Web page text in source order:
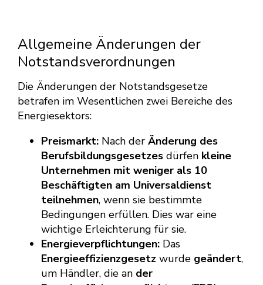
Allgemeine Änderungen der
Notstandsverordnungen
Die Änderungen der Notstandsgesetze
betrafen im Wesentlichen zwei Bereiche des
Energiesektors:
Preismarkt: Nach der Änderung des
Berufsbildungsgesetzes dürfen kleine
Unternehmen mit weniger als 10
Beschäftigten am Universaldienst
teilnehmen, wenn sie bestimmte
Bedingungen erfüllen. Dies war eine
wichtige Erleichterung für sie.
Energieverpflichtungen: Das
Energieeffizienzgesetz wurde geändert,
um Händler, die an der